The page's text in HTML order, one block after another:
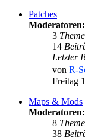
Patches
Moderatoren:
3
14
Letzter
von R-
Freitag
Maps & Mods
Moderatoren:
8
38